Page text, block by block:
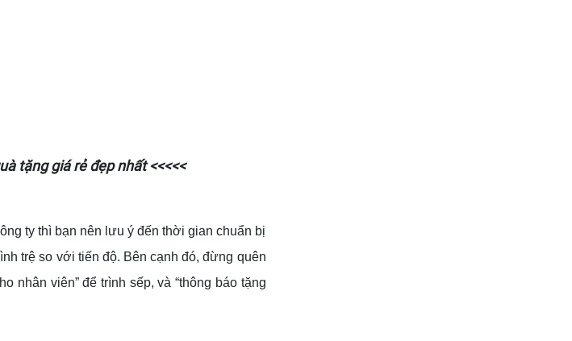
tặng giá rẻ đẹp nhất <<<<<
ty thì bạn nên lưu ý đến thời gian chuẩn bị
trệ so với tiến độ. Bên cạnh đó, đừng quên
nhân viên” để trình sếp, và “thông báo tặng